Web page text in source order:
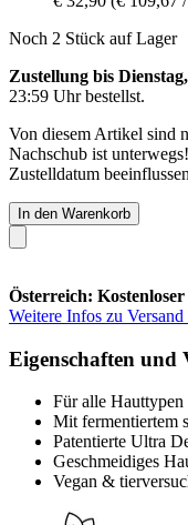
Noch 2 Stück auf Lager
Zustellung bis
23:59 Uhrbestellst.
Von diesem Artikel sind
Nachschub ist
Zustelldatum
In den Warenkorb
Österreich:
Weitere Infos zu
Eigenschaften und
Für alle Hauttypen
Mit fermentiertem
Patentierte Ultra
Geschmeidiges
Vegan &